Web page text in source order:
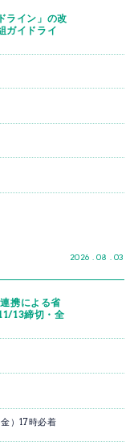
ライン」の改
ガイドライ
2026 . 08 . 03
携による省
13締切・全
）17時必着